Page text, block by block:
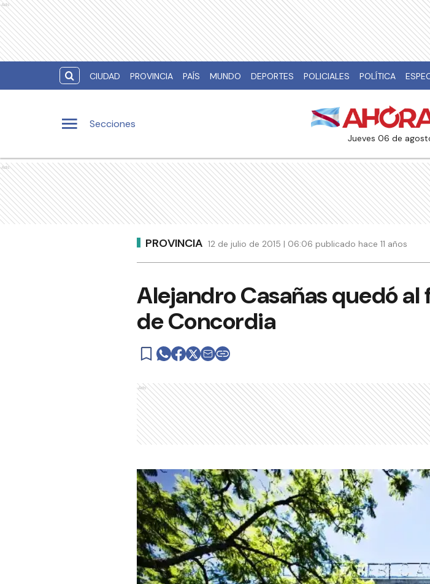
Ads
CIUDAD PROVINCIA PAÍS MUNDO DEPORTES POLICIALES POLÍTICA
Secciones
jueves 06 de
Ads
PROVINCIA 12 de julio de 2015 | 06:06 publicado hace 11 años
Alejandro Casañas quedó
de Concordia
Ads